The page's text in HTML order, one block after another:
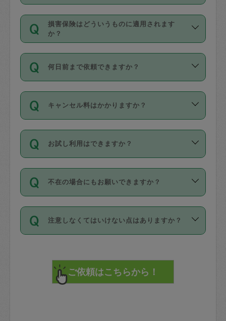
能です。依頼送信後、個別にタスカジさ
んにメッセージを送り調整してくださ
い。ただし、２時間を越えての調整はで
時間も被らない場合、損害保険の対象外
基本的に、高所での作業や危険作業、屋
外での作業は対象外です。
育園や学校の給食やレストランで料理関
係の専門職に従事されていた方、日本で
すでにハウスキーパーや英語の先生とし
てお仕事をしているフィリピン出身の
社員など様々なバックグラウンドの方が
登録しています。
日本語も話せる方など様々です。
ールに記載していますので、各自の得意
を依頼してください。
応募の際に、各自事務局との面接と説明
を行っています。その後、身分証明書の
写真提出をしていただいています。外国
確認しています。タスカジさんトレーニ
ング動画を使ったセルフトレーニングの
現場トライアルを受け、合格したタスカ
ジさんが活動されています。
※テストセンターの講評は１件目のレビュ
参考
【詳細】タスカジさんの登録に際
損害保険はどういうものに適用されます
か？
依頼者とタスカジさんとの間でタスカジ
を通して成立した作業時間内での作業に
適用されます。作業範囲は、掃除、洗
です。作業中に物を壊したり、人にけが
をさせたりした場合が対象で、補償金額
す。
写真を撮り、
詳細FAQ：
損害賠償保険について教えて
何日前まで依頼できますか？
ご依頼は、現在を起点に3日後（72時間
以降）の日時から受付可能となっていま
す。
タスカジさんへ「募集」をかけることが
可能です。
キャンセル料はかかりますか？
キャンセル料には、以下の2種類がありま
す。
1. 直前キャンセル（定期、スポット契約
共通）
72時間を超える※と、以下のキャンセル
料が発生します。
直前キャンセル料：
72時間前〜24時間前＝依頼料金の50%
お試し利用はできますか？
「お試し利用」というメニューはありま
せんが、「一回のみ」依頼を活用するこ
とによって、気に入ったタスカジさんを
まず、条件の合う気になるタスカジさ
みてください。
その後、一番気に入ったタスカジさんに
不在の場合にもお願いできますか？
不在の場合の作業はタスカジさんの同意
が必要です。数回の依頼ののち、タスカ
ジさんと依頼者の間で十分な信頼関係が
てください。
不在時に部屋に入るためにタスカジさん
注意しなくてはいけない点はありますか？
で、必ず鍵のかかるロッカーや金庫に入
れて依頼者の責任の元管理するよう心掛
けてください。